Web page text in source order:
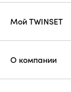
Мой TWINSET
О компании